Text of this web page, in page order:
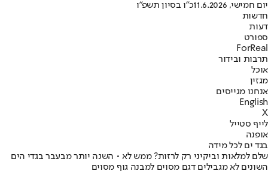
יום חמישי, 11.6.2026
כ"ו בסיון תשפ"ו
חדשות
דעות
ספורט
ForReal
תרבות ובידור
אוכל
מגזין
אנחנו מגייסים
English
X
לייף סטייל
אופנה
בגד ים לכל מידה
שלם למלאות וביקיני רק לרזות? ממש לא • השנה יותר מבעבר בגדי הים
השונים לא מגבילים דגם מסוים למבנה גוף מסוים